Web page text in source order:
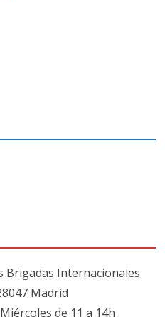
Brigadas Internacionales
Madrid
de 11 a 14h